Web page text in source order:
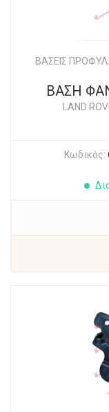
ΒΑΣΕΙΣ
ΒΑΣΗ
LAND
Κωδικός: